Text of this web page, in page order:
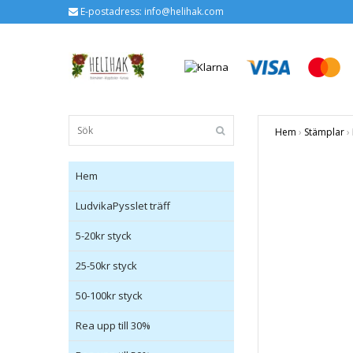
E-postadress: info@helihak.com
Hem
LudvikaPysslet träff
5-20kr styck
25-50kr styck
50-100kr styck
Rea upp till 30%
Hem › Stämplar›